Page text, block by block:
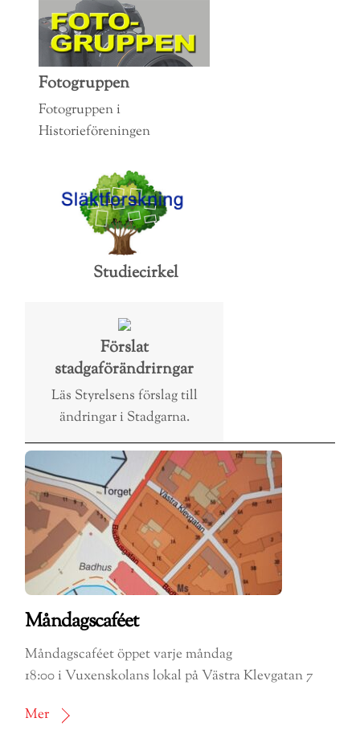
Fotogruppen
Fotogruppen i
Historieföreningen
Studiecirkel
Förslat
stadgaförändrirngar
Läs Styrelsens förslag till
ändringar i Stadgarna.
Måndagscaféet
Måndagscaféet öppet varje måndag
18:00 i Vuxenskolans lokal på Västra Klevgatan 7
Mer